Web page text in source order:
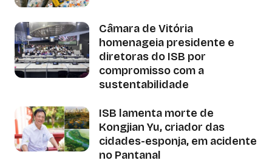
Câmara de Vitória
homenageia presidente e
diretoras do ISB por
compromisso com a
sustentabilidade
ISB lamenta morte de
Kongjian Yu, criador das
cidades-esponja, em acidente
no Pantanal